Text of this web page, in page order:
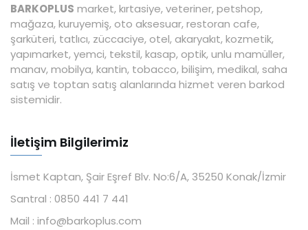
BARKOPLUS market, kırtasiye, veteriner, petshop,
mağaza, kuruyemiş, oto aksesuar, restoran cafe,
şarküteri, tatlıcı, züccaciye, otel, akaryakıt, kozmetik,
yapımarket, yemci, tekstil, kasap, optik, unlu mamüller,
manav, mobilya, kantin, tobacco, bilişim, medikal, saha
satış ve toptan satış alanlarında hizmet veren barkod
sistemidir.
İletişim Bilgilerimiz
İsmet Kaptan, Şair Eşref Blv. No:6/A, 35250 Konak/İzmir
Santral : 0850 441 7 441
Mail : info@barkoplus.com